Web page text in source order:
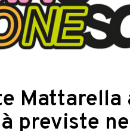
Mattarella
previste